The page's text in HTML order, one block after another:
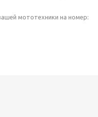
мототехники на номер: